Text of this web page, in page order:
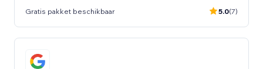
Gratis pakket beschikbaar 5.0(7)